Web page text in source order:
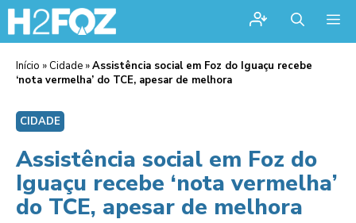
Início » Cidade »Assistência social em Foz do Iguaçu recebe
‘nota vermelha’ do TCE, apesar de melhora
CIDADE
Assistência social em Foz do
Iguaçu recebe ‘nota vermelha’
do TCE, apesar de melhora